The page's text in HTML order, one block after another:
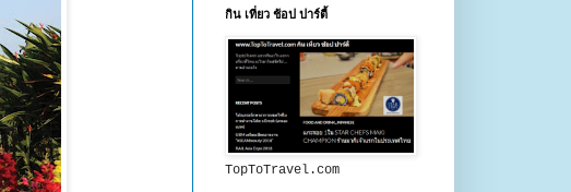
กิน เที่ยว ช้อป ปาร์ตี้
TopToTravel.com